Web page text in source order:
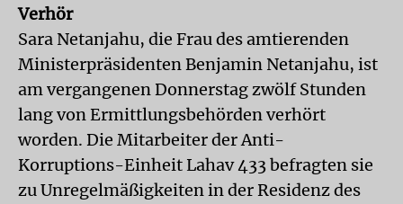
Verhör
Sara Netanjahu, die Frau des amtierenden
Ministerpräsidenten Benjamin Netanjahu, ist
am vergangenen Donnerstag zwölf Stunden
lang von Ermittlungsbehörden verhört
worden. Die Mitarbeiter der Anti-
Korruptions-Einheit Lahav 433 befragten sie
zu Unregelmäßigkeiten in der Residenz des